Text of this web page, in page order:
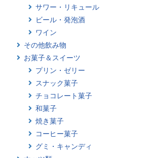
サワー・リキュール
ビール・発泡酒
ワイン
その他飲み物
お菓子＆スイーツ
プリン・ゼリー
スナック菓子
チョコレート菓子
和菓子
焼き菓子
コーヒー菓子
グミ・キャンディ